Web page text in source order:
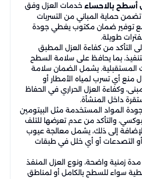
أسطح بالاحساء خدمات العزل وفق
حماية المباني من التسربات
مع توفير ضمان مكتوب يغطي جودة
طويلة.
التأكد من كفاءة العزل المطبق
بما يحافظ على سلامة السطح
المستقبلية. يشمل الضمان سلامة
منع أي تسرب لمياه الأمطار أو
وكفاءة العزل الحراري في الحفاظ
داخل المنشأة.
المواد المستخدمة مثل البيتومين
والتأكد من عدم تعرضها للتلف
إلى ذلك، يشمل معالجة عيوب
أو التصدعات أو أي خلل في طبقات
زمنية واضحة، ونوع العزل المنفذ
سواء للسطح بالكامل أو لمناطق